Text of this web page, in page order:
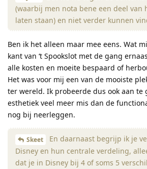
(waarbij men nota bene een deel van
laten staan) en niet verder kunnen
Ben ik het alleen maar mee eens. Wat
kant van ‘t Spookslot met de gang
alle kosten en moeite bespaard of
Het was voor mij een van de mooiste
ter wereld. Ik probeerde dus ook aan te
esthetiek veel meer mis dan de
nog bij neerleggen.
Skeet
En daarnaast begrijp ik je
Disney en hun centrale verdeling,
dat je in Disney bij 4 of soms 5